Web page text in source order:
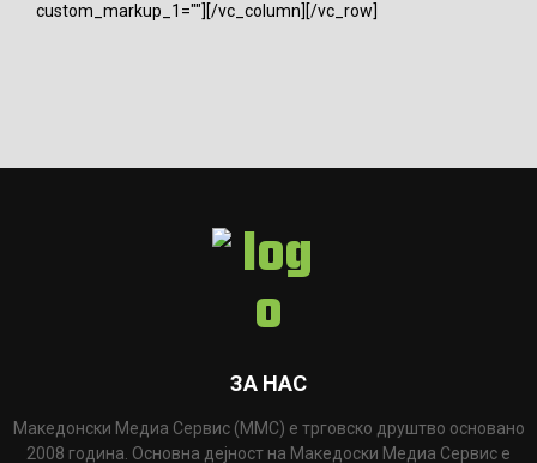
custom_markup_1=""][/vc_column][/vc_row]
ЗА НАС
Македонски Медиа Сервис (ММС) е трговско друштво основано
2008 година. Основна дејност на Македоски Медиа Сервис е